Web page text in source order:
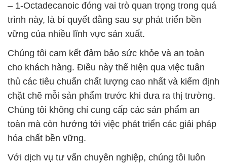
– 1-Octadecanoic đóng vai trò quan trọng trong quá
trình này, là bí quyết đằng sau sự phát triển bền
vững của nhiều lĩnh vực sản xuất.
Chúng tôi cam kết đảm bảo sức khỏe và an toàn
cho khách hàng. Điều này thể hiện qua việc tuân
thủ các tiêu chuẩn chất lượng cao nhất và kiểm định
chặt chẽ mỗi sản phẩm trước khi đưa ra thị trường.
Chúng tôi không chỉ cung cấp các sản phẩm an
toàn mà còn hướng tới việc phát triển các giải pháp
hóa chất bền vững.
Với dịch vụ tư vấn chuyên nghiệp, chúng tôi luôn